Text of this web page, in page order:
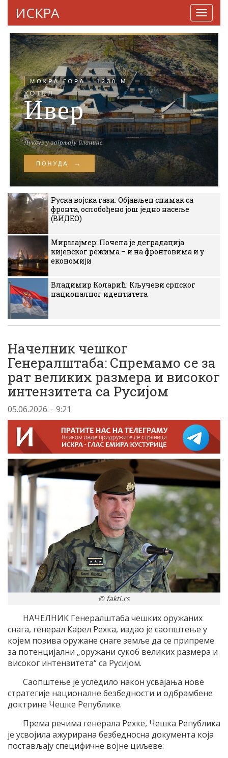
ИСКРА
Руска војска гази: Објављен снимак са
фронта, ослобођено још једно насеље
(ВИДЕО)
Миршајмер: Почела је деградација
кијевског режима – и на фронтовима и у
економији
Владимир Коларић: Кључеви српског
националног идентитета
Начелник чешког
Генералштаба: Спремамо се за
рат великих размера и високог
интензитета са Русијом
05.06.2026. - 9:21
© fakti.rs
НАЧЕЛНИК Генералштаба чешких оружаних
снага, генерал Карел Рехка, издао је саопштење у
којем позива оружане снаге земље да се припреме
за потенцијални „оружани сукоб великих размера и
високог интензитета“ са Русијом.
Саопштење је уследило након усвајања нове
стратегије националне безбедности и одбрамбене
доктрине Чешке Републике.
Према речима генерала Рехке, Чешка Република
је усвојила ажурирана безбедносна документа која
постављају специфичне војне циљеве: